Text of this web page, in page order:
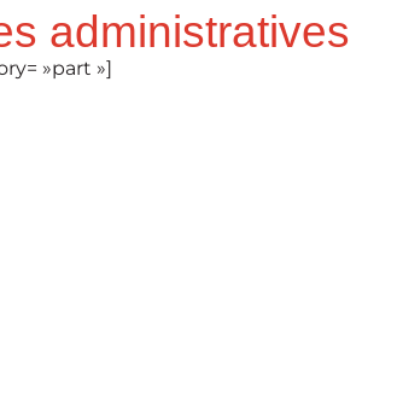
administratives
»part »]